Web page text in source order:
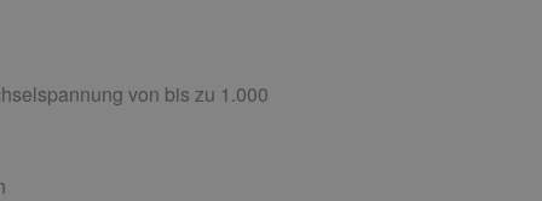
von bis zu 1.000